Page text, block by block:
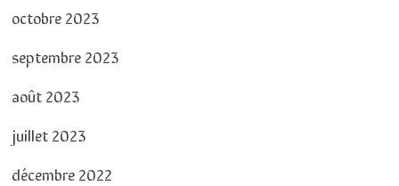
octobre 2023
septembre 2023
août 2023
juillet 2023
décembre 2022